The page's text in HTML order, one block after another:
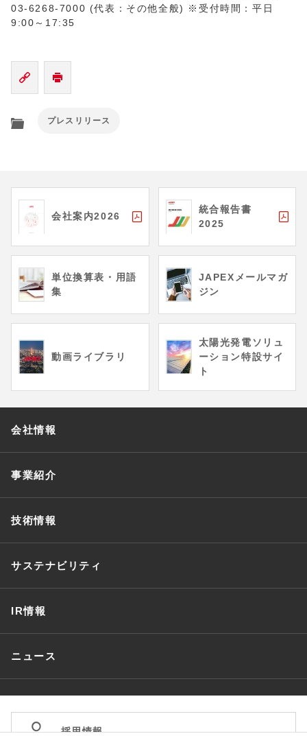
03-6268-7000 (代表：その他全般) ※受付時間：平日
9:00～17:35
プレスリリース
会社案内2026
統合報告書
2025
単位換算表・用語
集
JAPEXメールマガ
ジン
動画ライブラリ
太陽光発電ソリュ
ーション特設サイ
ト
会社情報
事業紹介
技術情報
サステナビリティ
IR情報
ニュース
採用情報